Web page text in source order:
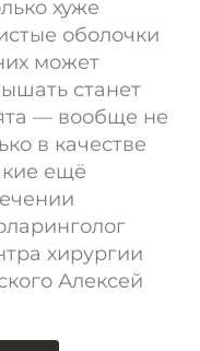
хуже
оболочки
может
станет
— вообще не
в качестве
ещё
хирургии
Алексей